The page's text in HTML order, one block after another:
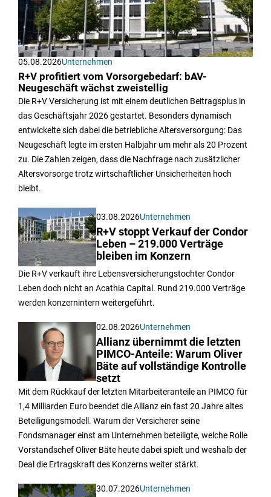
05.08.2026Unternehmen
R+V profitiert vom Vorsorgebedarf: bAV-
Neugeschäft wächst zweistellig
Die R+V Versicherung ist mit einem deutlichen Beitragsplus in
das Geschäftsjahr 2026 gestartet. Besonders dynamisch
entwickelte sich dabei die betriebliche Altersversorgung: Das
Neugeschäft legte im ersten Halbjahr um mehr als 20 Prozent
zu. Die Zahlen zeigen, dass die Nachfrage nach zusätzlicher
Altersvorsorge trotz wirtschaftlicher Unsicherheiten hoch
bleibt.
03.08.2026Unternehmen
R+V stoppt Verkauf der Condor
Leben – 219.000 Verträge
bleiben im Konzern
Die R+V verkauft ihre Lebensversicherungstochter Condor
Leben doch nicht an Acathia Capital. Rund 219.000 Verträge
werden konzernintern weitergeführt.
02.08.2026Unternehmen
Allianz übernimmt die letzten
PIMCO-Anteile: Warum Oliver
Bäte auf vollständige Kontrolle
setzt
Mit dem Rückkauf der letzten Mitarbeiteranteile an PIMCO für
1,4 Milliarden Euro beendet die Allianz ein fast 20 Jahre altes
Beteiligungsmodell. Warum der Versicherer seine
Fondsmanager einst am Unternehmen beteiligte, welche Rolle
Vorstandschef Oliver Bäte heute dabei spielt und weshalb der
Deal die Ertragskraft des Konzerns weiter stärkt.
30.07.2026Unternehmen